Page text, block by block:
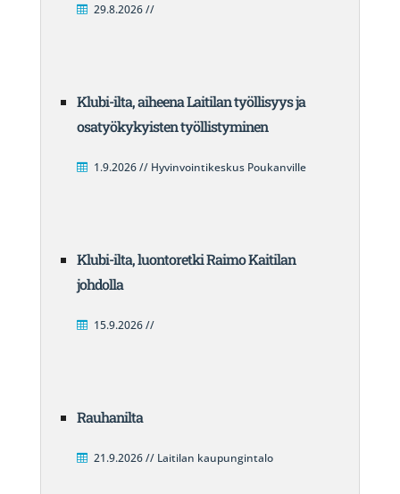
29.8.2026 //
Klubi-ilta, aiheena Laitilan työllisyys ja
osatyökykyisten työllistyminen
1.9.2026 // Hyvinvointikeskus Poukanville
Klubi-ilta, luontoretki Raimo Kaitilan
johdolla
15.9.2026 //
Rauhanilta
21.9.2026 // Laitilan kaupungintalo